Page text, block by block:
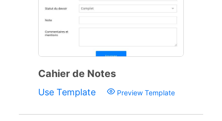
Cahier de Notes
Use Template Preview Template